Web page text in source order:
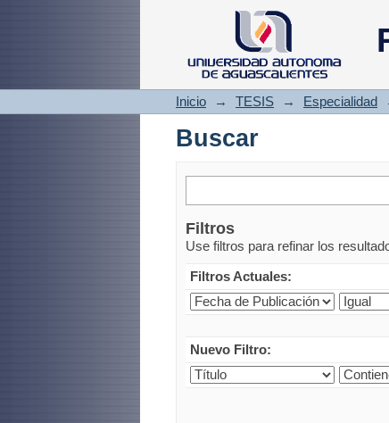
Buscar
Inicio → TESIS → Especialidad
Buscar
Filtros
Use filtros para refinar los
Filtros Actuales:
Nuevo Filtro: